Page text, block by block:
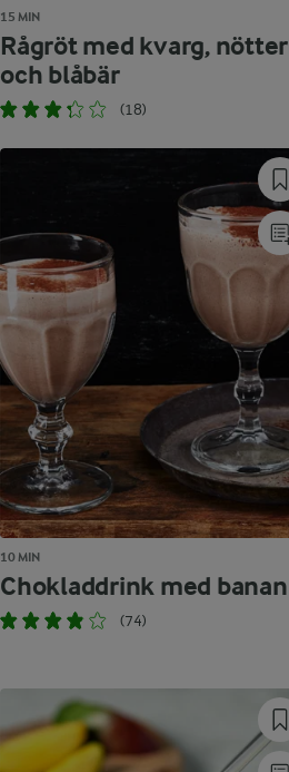
15 MIN
Rågröt med kvarg, nötter
och blåbär
(18)
10 MIN
Chokladdrink med banan
(74)